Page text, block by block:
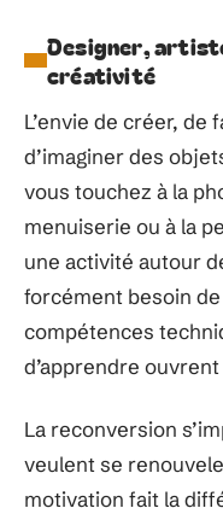
Designer,
créativité
L’envie de créer, de
d’imaginer des
vous touchez à la
menuiserie ou à la
une activité autour
forcément besoin
compétences
d’apprendre
La reconversion
veulent se
motivation fait la